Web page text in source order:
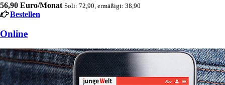
56,90 Euro/Monat Soli: 72,90, ermäßigt: 38,90
Bestellen
Online